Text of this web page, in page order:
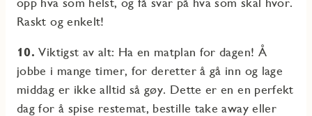
Raskt og enkelt!
10. Viktigst av alt: Ha en matplan for dagen! Å
jobbe i mange timer, for deretter å gå inn og lage
middag er ikke alltid så gøy. Dette er en en perfekt
dag for å spise restemat, bestille take away eller